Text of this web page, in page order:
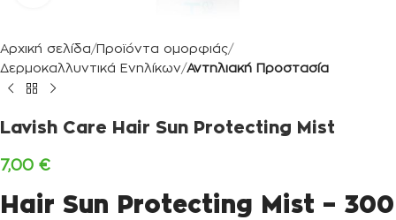
Αρχική σελίδα Προϊόντα ομορφιάς
Δερμοκαλλυντικά Ενηλίκων Αντηλιακή Προστασία
Lavish Care Hair Sun Protecting Mist
7,00 €
Hair Sun Protecting Mist – 300